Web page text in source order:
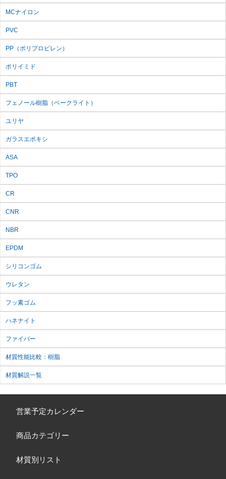
MCナイロン
PVC
PP （ポリプロピレン）
ポリイミド
PBT
フェノール樹脂 （ベークライト）
ユリヤ
ガラスエポキシ
ASA
TPO
CR
CNR
NBR
EPDM
シリコンゴム
ウレタン
フッ素ゴム
ハネナイト
ファイバー
材質性能比較：樹脂
材質解説一覧
営業予定カレンダー
商品カテゴリー
材質別リスト